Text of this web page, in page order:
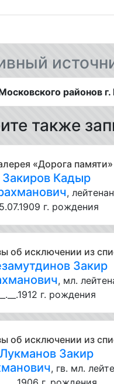
районов
также
«Дорога памяти»
Закиров Кадыр
,
г. рождения
об исключении из
Закир
, мл.
__.__.1912 г. рождения
об исключении из
Лукманов Закир
, гв. мл.